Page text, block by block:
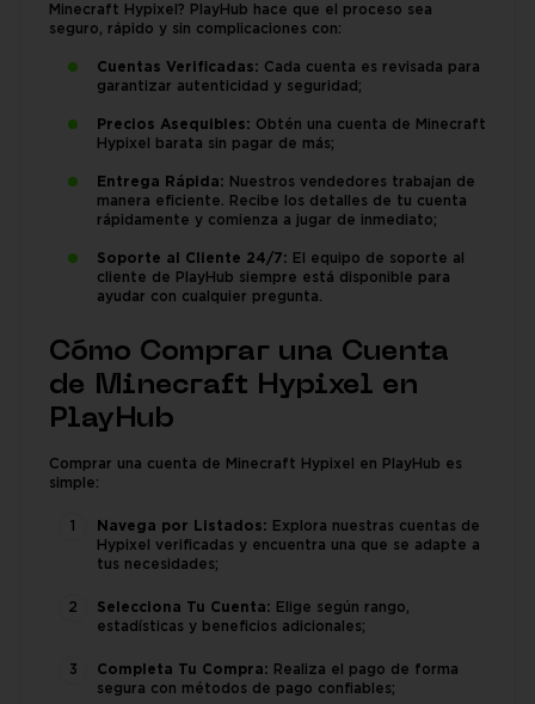
Minecraft Hypixel? PlayHub hace que el proceso sea
seguro, rápido y sin complicaciones con:
Cuentas Verificadas: Cada cuenta es revisada para
garantizar autenticidad y seguridad;
Precios Asequibles: Obtén una cuenta de Minecraft
Hypixel barata sin pagar de más;
Entrega Rápida: Nuestros vendedores trabajan de
manera eficiente. Recibe los detalles de tu cuenta
rápidamente y comienza a jugar de inmediato;
Soporte al Cliente 24/7: El equipo de soporte al
cliente de PlayHub siempre está disponible para
ayudar con cualquier pregunta.
Cómo Comprar una Cuenta
de Minecraft Hypixel en
PlayHub
Comprar una cuenta de Minecraft Hypixel en PlayHub es
simple:
Navega por Listados: Explora nuestras cuentas de
Hypixel verificadas y encuentra una que se adapte a
tus necesidades;
Selecciona Tu Cuenta: Elige según rango,
estadísticas y beneficios adicionales;
Completa Tu Compra: Realiza el pago de forma
segura con métodos de pago confiables;